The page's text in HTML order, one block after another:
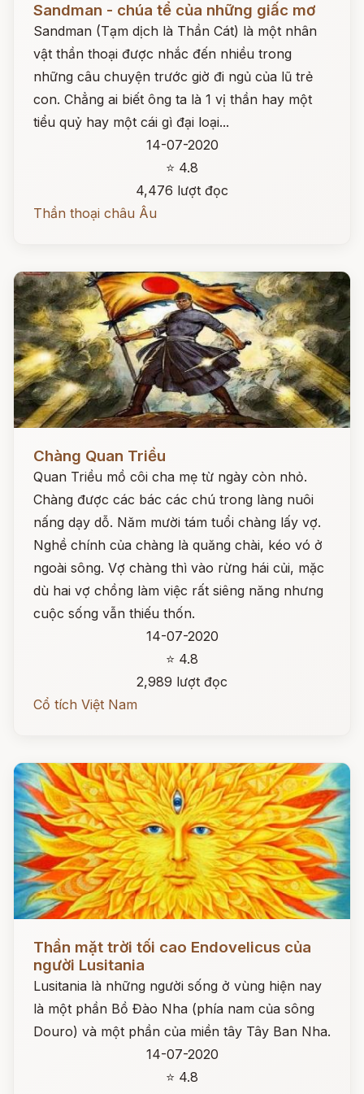
Sandman - chúa tể của những giấc mơ
Sandman (Tạm dịch là Thần Cát) là một nhân
vật thần thoại được nhắc đến nhiều trong
những câu chuyện trước giờ đi ngủ của lũ trẻ
con. Chẳng ai biết ông ta là 1 vị thần hay một
tiểu quỷ hay một cái gì đại loại...
14-07-2020
⭐ 4.8
4,476 lượt đọc
Thần thoại châu Âu
Chàng Quan Triều
Quan Triều mồ côi cha mẹ từ ngày còn nhỏ.
Chàng được các bác các chú trong làng nuôi
nấng dạy dỗ. Năm mười tám tuổi chàng lấy vợ.
Nghề chính của chàng là quăng chài, kéo vó ở
ngoài sông. Vợ chàng thì vào rừng hái củi, mặc
dù hai vợ chồng làm việc rất siêng năng nhưng
cuộc sống vẫn thiếu thốn.
14-07-2020
⭐ 4.8
2,989 lượt đọc
Cổ tích Việt Nam
Đọc ngay
Thần mặt trời tối cao Endovelicus của
người Lusitania
Lusitania là những người sống ở vùng hiện nay
là một phần Bồ Đào Nha (phía nam của sông
Douro) và một phần của miền tây Tây Ban Nha.
14-07-2020
⭐ 4.8